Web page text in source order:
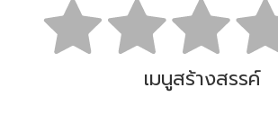
เมนูสร้างสรรค์